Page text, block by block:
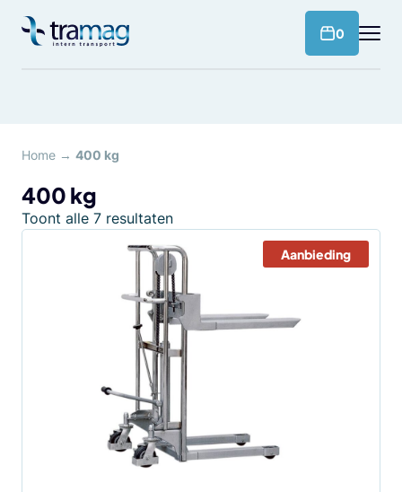
naar
0
Home → 400 kg
400 kg
Toont alle 7 resultaten
Aanbieding